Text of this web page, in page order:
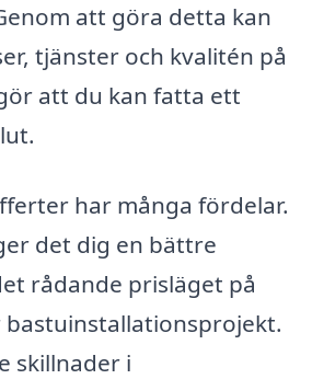
att göra detta kan
tjänster och kvalitén på
att du kan fatta ett
har många fördelar.
det dig en bättre
rådande prisläget på
skillnader i